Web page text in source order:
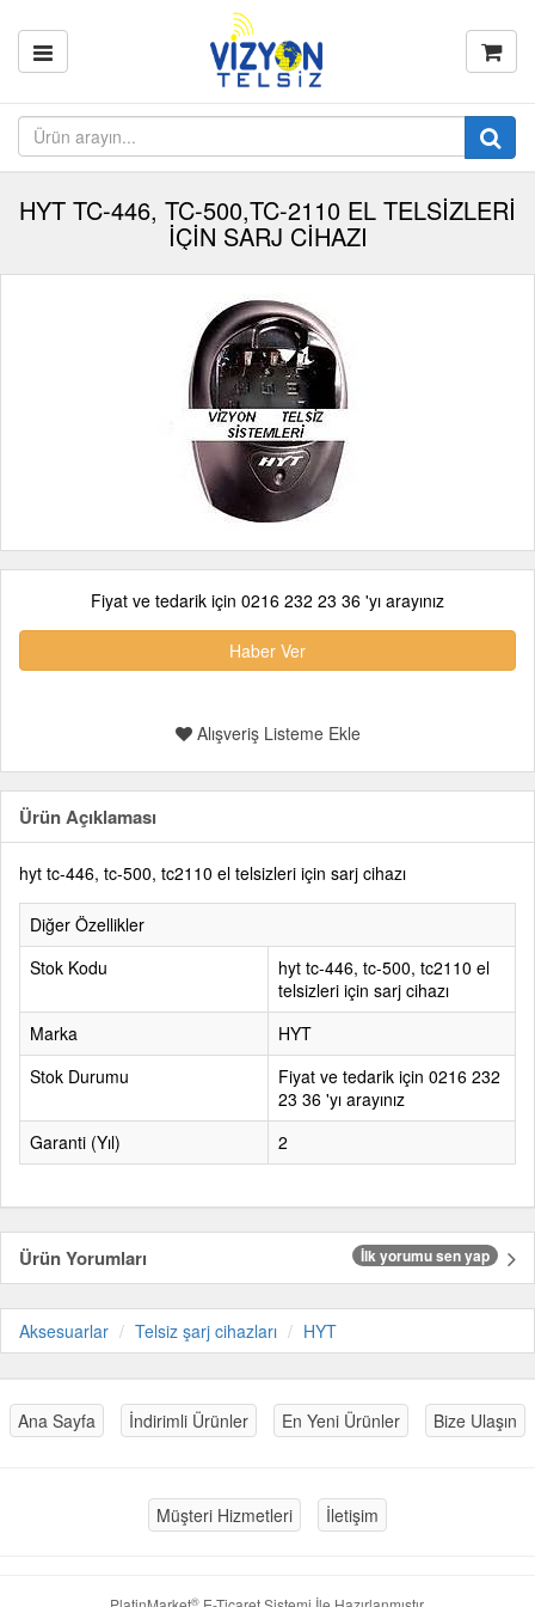
HYT TC-446, TC-500,TC-2110 EL TELSİZLERİ
İÇİN SARJ CİHAZI
Fiyat ve tedarik için 0216 232 23 36 'yı arayınız
Haber Ver
Alışveriş Listeme Ekle
Ürün Açıklaması
hyt tc-446, tc-500, tc2110 el telsizleri için sarj cihazı
Diğer Özellikler
Stok Kodu
hyt tc-446, tc-500, tc2110 el
telsizleri için sarj cihazı
Marka
HYT
Stok Durumu
Fiyat ve tedarik için 0216 232
23 36 'yı arayınız
Garanti (Yıl)
2
Ürün Yorumları İlk yorumu sen yap
Aksesuarlar Telsiz şarj cihazları HYT
Ana Sayfa İndirimli Ürünler En Yeni Ürünler Bize Ulaşın
Müşteri Hizmetleri İletişim
®